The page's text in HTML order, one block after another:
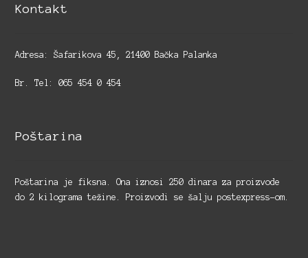
Kontakt
Adresa: Šafarikova 45, 21400 Bačka Palanka
Br. Tel: 065 454 0 454
Poštarina
Poštarina je fiksna. Ona iznosi 250 dinara za proizvode
do 2 kilograma težine. Proizvodi se šalju postexpress-om.